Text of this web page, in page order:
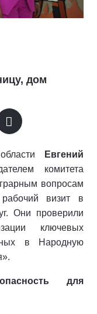
дом
Евгений
комитета
вопросам
визит в
Они проверили
ключевых
в Народную
для